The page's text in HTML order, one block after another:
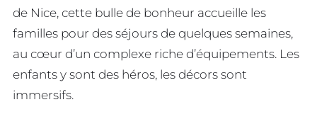
de Nice, cette bulle de bonheur accueille les
familles pour des séjours de quelques semaines,
au cœur d’un complexe riche d’équipements. Les
enfants y sont des héros, les décors sont
immersifs.